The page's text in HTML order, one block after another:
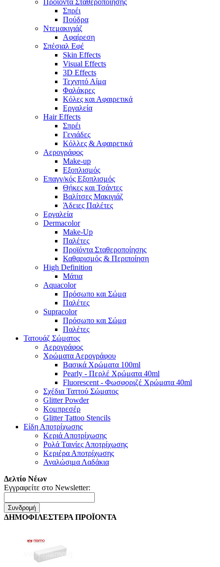
Προϊόντα Σταθεροποίησης
Σπρέι
Πούδρα
Ντεμακιγιάζ
Αφαίρεση
Σπέσιαλ Εφέ
Skin Effects
Visual Effects
3D Effects
Τεχνητό Αίμα
Φαλάκρες
Κόλες και Αφαιρετικά
Εργαλεία
Hair Effects
Σπρέι
Γενιάδες
Κόλλες & Αφαιρετικά
Αερογράφος
Make-up
Εξοπλισμός
Επαγγ/κός Εξοπλισμός
Θήκες και Τσάντες
Βαλίτσες Μακιγιάζ
Άδειες Παλέτες
Εργαλεία
Dermacolor
Make-Up
Παλέτες
Προϊόντα Σταθεροποίησης
Καθαρισμός & Περιποίηση
High Definition
Μάτια
Aquacolor
Πρόσωπο και Σώμα
Παλέτες
Supracolor
Πρόσωπο και Σώμα
Παλέτες
Τατουάζ Σώματος
Αερογράφος
Χρώματα Αερογράφου
Βασικά Χρώματα 100ml
Pearly - Περλέ Χρώματα 40ml
Fluorescent - Φωσφοριζέ Χρώματα 40ml
Σχέδια Ταττού Σώματος
Glitter Powder
Κομπρεσέρ
Glitter Tattoo Stencils
Είδη Αποτρίχωσης
Κεριά Αποτρίχωσης
Ρολά Ταινίες Αποτρίχωσης
Κεριέρα Αποτρίχωσης
Αναλώσιμα Λαδάκια
Δελτίο Νέων
Εγγραφείτε στο Newsletter:
Συνδρομή
ΔΗΜΟΦΙΛΕΣΤΕΡΑ ΠΡΟΪΟΝΤΑ